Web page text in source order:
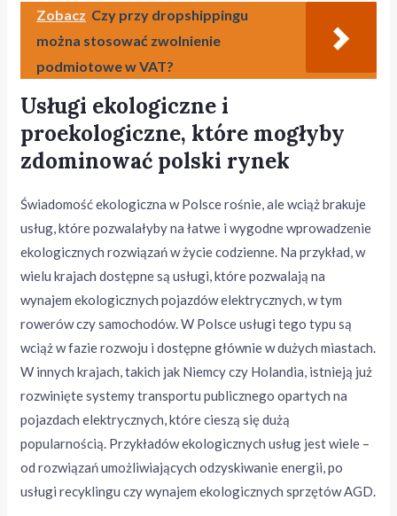
Zobacz Czy przy dropshippingu
można stosować zwolnienie
podmiotowe w VAT?
Usługi ekologiczne i
proekologiczne, które mogłyby
zdominować polski rynek
Świadomość ekologiczna w Polsce rośnie, ale wciąż brakuje
usług, które pozwalałyby na łatwe i wygodne wprowadzenie
ekologicznych rozwiązań w życie codzienne. Na przykład, w
wielu krajach dostępne są usługi, które pozwalają na
wynajem ekologicznych pojazdów elektrycznych, w tym
rowerów czy samochodów. W Polsce usługi tego typu są
wciąż w fazie rozwoju i dostępne głównie w dużych miastach.
W innych krajach, takich jak Niemcy czy Holandia, istnieją już
rozwinięte systemy transportu publicznego opartych na
pojazdach elektrycznych, które cieszą się dużą
popularnością. Przykładów ekologicznych usług jest wiele –
od rozwiązań umożliwiających odzyskiwanie energii, po
usługi recyklingu czy wynajem ekologicznych sprzętów AGD.